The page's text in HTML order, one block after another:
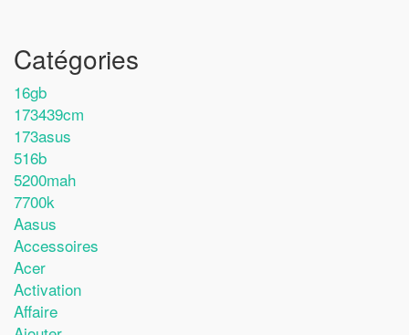
Catégories
16gb
173439cm
173asus
516b
5200mah
7700k
Aasus
Accessoires
Acer
Activation
Affaire